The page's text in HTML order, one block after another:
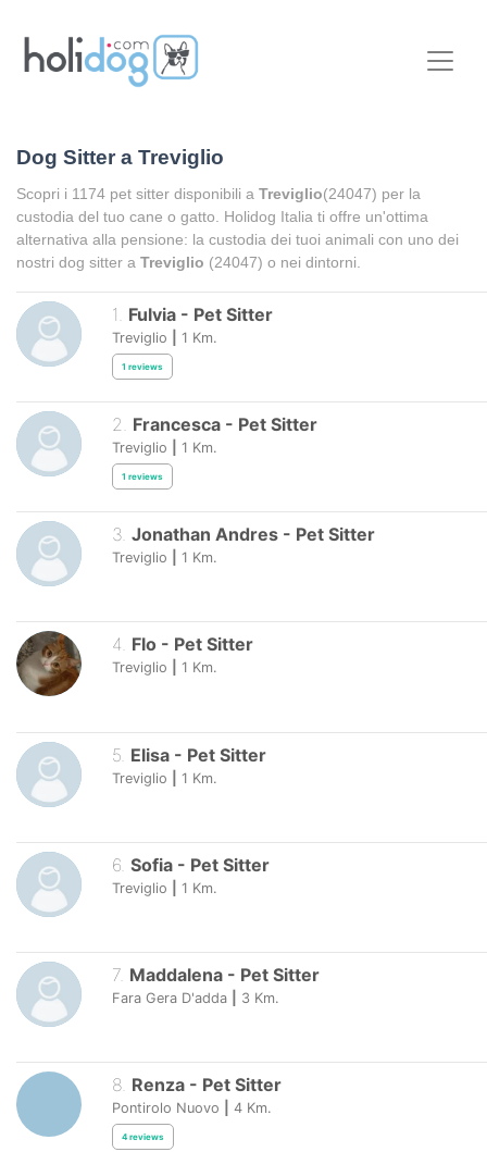
Dog Sitter a Treviglio
Scopri i 1174 pet sitter disponibili a Treviglio(24047) per la
custodia del tuo cane o gatto. Holidog Italia ti offre un'ottima
alternativa alla pensione: la custodia dei tuoi animali con uno dei
nostri dog sitter a Treviglio (24047) o nei dintorni.
1 Fulvia - Pet Sitter
Treviglio 1 Km.
1 reviews
2. Francesca - Pet Sitter
Treviglio 1 Km.
1 reviews
3. Jonathan Andres - Pet Sitter
Treviglio 1 Km.
4. Flo - Pet Sitter
Treviglio 1 Km.
5 Elisa - Pet Sitter
Treviglio 1 Km.
6 Sofia - Pet Sitter
Treviglio 1 Km.
7. Maddalena - Pet Sitter
Fara Gera D'adda 3 Km.
8. Renza - Pet Sitter
Pontirolo Nuovo 4 Km.
4 reviews